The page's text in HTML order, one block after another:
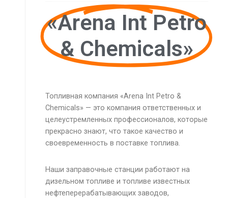
«Arena Int Petro
& Chemicals»
Топливная компания «Arena Int Petro &
Chemicals» — это компания ответственных и
целеустремленных профессионалов, которые
прекрасно знают, что такое качество и
своевременность в поставке топлива.
Наши заправочные станции работают на
дизельном топливе и топливе известных
нефтеперерабатывающих заводов,